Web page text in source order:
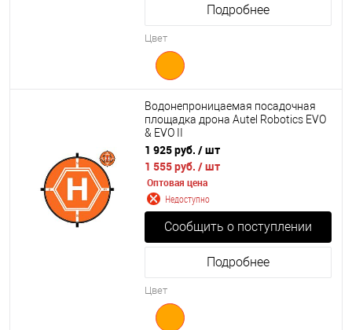
Подробнее
Цвет
Водонепроницаемая посадочная
площадка дрона Autel Robotics EVO
& EVO II
1 925 руб. / шт
1 555 руб. / шт
Оптовая цена
Недоступно
Сообщить о поступлении
Подробнее
Цвет